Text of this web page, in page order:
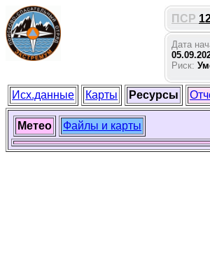
ПСР
Дата
Риск:
Исх.данные Карты Ресурсы
Метео Файлы и карты